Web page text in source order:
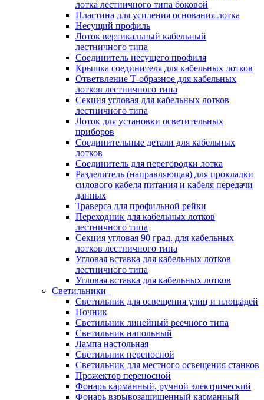
лотка лестничного типа боковой
Пластина для усиления основания лотка
Несущий профиль
Лоток вертикальный кабельный
лестничного типа
Соединитель несущего профиля
Крышка соединителя для кабельных лотков
Ответвление Т-образное для кабельных
лотков лестничного типа
Секция угловая для кабельных лотков
лестничного типа
Лоток для установки осветительных
приборов
Соединительные детали для кабельных
лотков
Соединитель для перегородки лотка
Разделитель (направляющая) для прокладки
силового кабеля питания и кабеля передачи
данных
Траверса для профильной рейки
Переходник для кабельных лотков
лестничного типа
Секция угловая 90 град. для кабельных
лотков лестничного типа
Угловая вставка для кабельных лотков
лестничного типа
Угловая вставка для кабельных лотков
Светильники
Светильник для освещения улиц и площадей
Ночник
Светильник линейный реечного типа
Светильник напольный
Лампа настольная
Светильник переносной
Светильник для местного освещения станков
Прожектор переносной
Фонарь карманный, ручной электрический
Фонарь взрывозащищенный карманный